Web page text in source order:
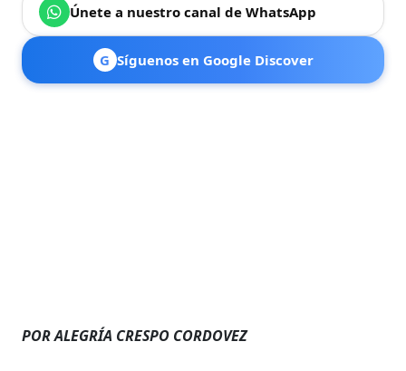
Únete a nuestro canal de WhatsApp
G Síguenos en Google Discover
POR ALEGRÍA CRESPO CORDOVEZ